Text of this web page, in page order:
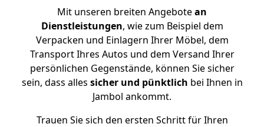
Mit unseren breiten Angebotean
Dienstleistungen, wie zum Beispiel dem
Verpacken und Einlagern Ihrer Möbel, dem
Transport Ihres Autos und dem Versand Ihrer
persönlichen Gegenstände, können Sie sicher
sein, dass alles sicher und pünktlich bei Ihnen in
Jambol ankommt.
Trauen Sie sich den ersten Schritt für Ihren